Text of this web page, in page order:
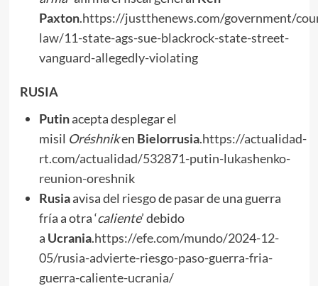
Paxton.https://justthenews.com/government/
law/11-state-ags-sue-blackrock-state-street-
vanguard-allegedly-violating
RUSIA
Putinacepta desplegar el
misil Oréshniken Bielorrusia.https://actualidad-
rt.com/actualidad/532871-putin-lukashenko-
reunion-oreshnik
Rusiaavisa del riesgo de pasar de una guerra
fría a otra ‘caliente’ debido
a Ucrania.https://efe.com/mundo/2024-12-
05/rusia-advierte-riesgo-paso-guerra-fria-
guerra-caliente-ucrania/